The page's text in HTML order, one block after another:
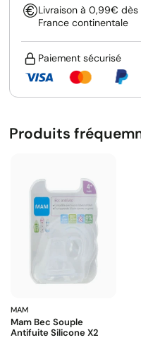
Livraison à 0,99€
France continentale
Paiement sécurisé
Produits
MAM
Mam Bec Souple
Antifuite Silicone X2